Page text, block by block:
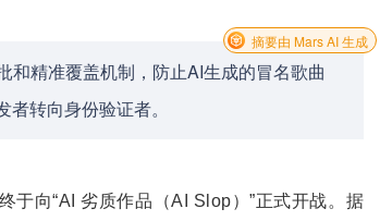
和精准覆盖机制，防止AI生成的冒名歌曲
转向身份验证者。
摘要由 Mars AI 生成
于向“AI 劣质作品（AI Slop）”正式开战。据